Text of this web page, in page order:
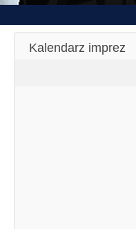
Kalendarz imprez